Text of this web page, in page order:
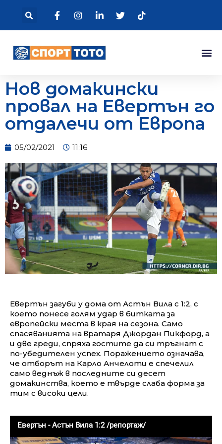
Нов домакински
провал на Евертън го
отдалечи от Европа
05/02/2021 11:16
Евертън загуби у дома от Астън Вила с 1:2, с
което понесе голям удар в битката за
европейски места в края на сезона. Само
спасяванията на вратаря Джордан Пикфорд, а
и две греди, спряха гостите да си тръгнат с
по-убедителен успех. Поражението означава,
че отборът на Карло Анчелоти е спечелил
само веднъж в последните си десет
домакинства, което е твърде слаба форма за
тим с високи цели.